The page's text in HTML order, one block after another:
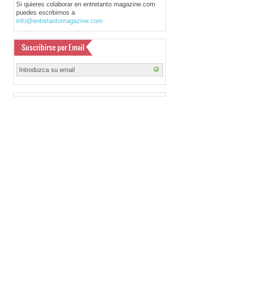
Si quieres colaborar en entretanto magazine.com
puedes escribirnos a
info@entretantomagazine.com
Suscribirse por Email